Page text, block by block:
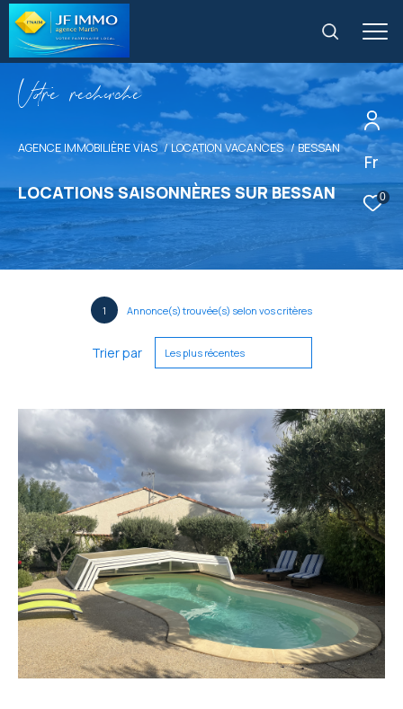
Fr
0
Vore recece
AGENCE IMMOBILIÈRE VIAS LOCATION VACANCES BESSAN
LOCATIONS SAISONNÈRES SUR BESSAN
1 Annonce(s) trouvée(s) selon vos critères
Trier par Les plus récentes